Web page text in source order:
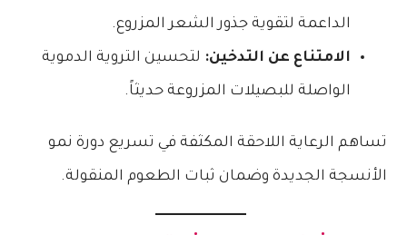
الداعمة لتقوية جذور الشعر المزروع.
الامتناع عن التدخين: لتحسين التروية الدموية
الواصلة للبصيلات المزروعة حديثاً.
تساهم الرعاية اللاحقة المكثفة في تسريع دورة نمو
الأنسجة الجديدة وضمان ثبات الطعوم المنقولة.